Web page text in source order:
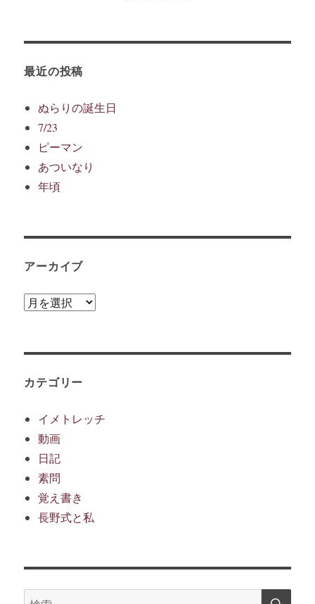
最近の投稿
ぬらりの誕生日
7/23
ピーマン
あついなり
年頃
アーカイブ
ア
ブ
カテゴリー
イメトレッチ
動画
日記
素問
覚え書き
長野式と私
検 検